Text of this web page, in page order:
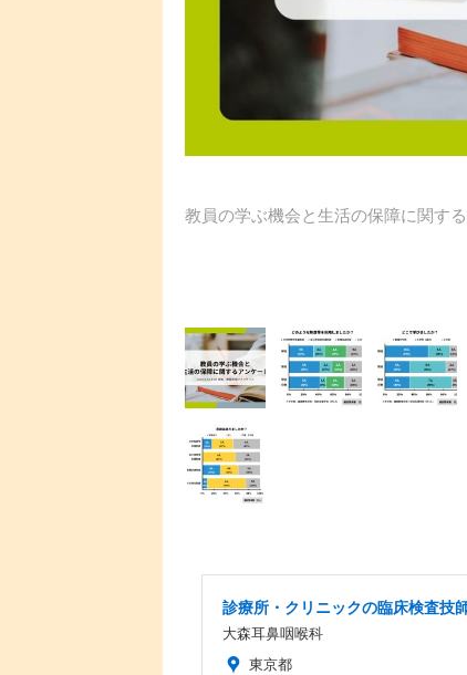
教員の学ぶ機会と生活の保障に関す
診療所・クリニックの臨床検査技
大森耳鼻咽喉科
東京都